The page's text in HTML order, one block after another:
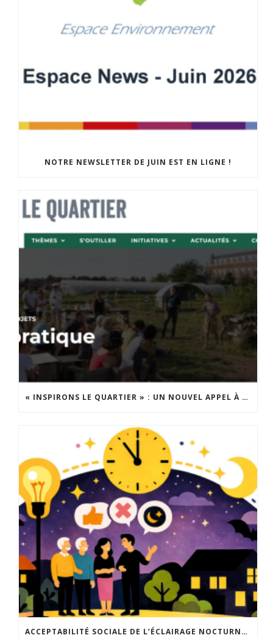
NOTRE NEWSLETTER DE JUIN EST EN LIGNE !
« INSPIRONS LE QUARTIER » : UN NOUVEL APPEL À PROJETS EST LANCÉ !
ACCEPTABILITÉ SOCIALE DE L’ÉCLAIRAGE NOCTURNE : LE REPLAY EST DISPONIBLE